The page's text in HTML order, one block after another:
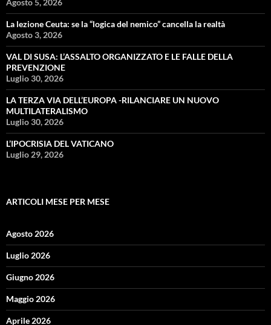
Agosto 5, 2026
La lezione Ceuta: se la “logica del nemico” cancella la realtà
Agosto 3, 2026
VAL DI SUSA: L’ASSALTO ORGANIZZATO E LE FALLE DELLA
PREVENZIONE
Luglio 30, 2026
LA TERZA VIA DELL’EUROPA -RILANCIARE UN NUOVO
MULTILATERALISMO
Luglio 30, 2026
L’IPOCRISIA DEL VATICANO
Luglio 29, 2026
ARTICOLI MESE PER MESE
Agosto 2026
Luglio 2026
Giugno 2026
Maggio 2026
Aprile 2026